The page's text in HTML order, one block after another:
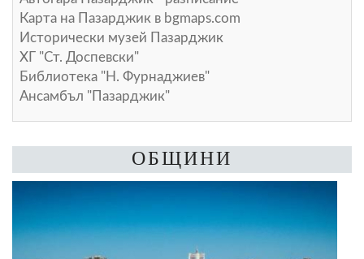
Карта на Пазарджик в bgmaps.com
Исторически музей Пазарджик
ХГ "Ст. Доспевски"
Библиотека "Н. Фурнаджиев"
Ансамбъл "Пазарджик"
ОБЩИНИ